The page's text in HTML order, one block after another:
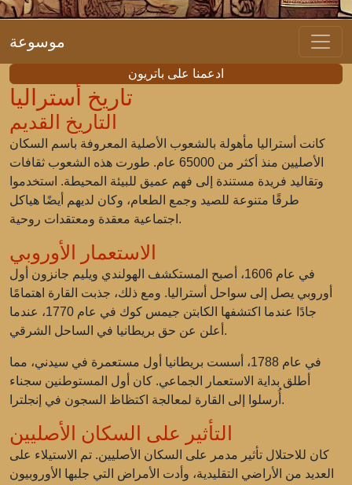
موسوعة
ادعمنا على باتريون
تاريخ أستراليا
التاريخ القديم
كانت أستراليا مأهولة بالشعوب الأصلية المعروفة باسم السكان
الأصليين منذ أكثر من 65000 عام. طورت هذه الشعوب ثقافات
وتقاليد فريدة مستندة إلى فهم عميق للبيئة المحيطة. استخدموا
طرقًا متنوعة للصيد وجمع الطعام، وكان لديهم أيضًا هياكل
اجتماعية معقدة ومعتقدات روحية.
الاستعمار الأوروبي
في عام 1606، أصبح المستكشف الهولندي ويليم جانزون أول
أوروبي يصل إلى سواحل أستراليا. ومع ذلك، جذبت القارة اهتمامًا
جادًا عندما اكتشفها الكابتن جيمس كوك في عام 1770، عندما
أعلن عن حق بريطانيا في الساحل الشرقي.
في عام 1788، أسست بريطانيا أول مستعمرة في سيدني، مما
أطلق بداية الاستعمار الجماعي. كان أول المستوطنين سجناء
أُرسلوا إلى القارة لمعالجة اكتظاظ السجون في إنجلترا.
التأثير على السكان الأصليين
كان للاحتلال تأثير مدمر على السكان الأصليين. تم الاستيلاء على
العديد من الأراضي التقليدية، وأدت الأمراض التي جلبها الأوروبيون